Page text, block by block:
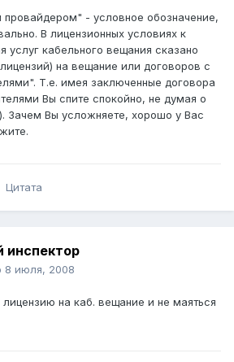
- условное обозначение,
В лицензионных условиях к
услуг кабельного вещания сказано
на вещание или договоров с
Т.е. имея заключенные договора
Вы спите спокойно, не думая о
Зачем Вы усложняете, хорошо у Вас
Цитата
инспектор
8 июля, 2008
лицензию на каб. вещание и не маяться